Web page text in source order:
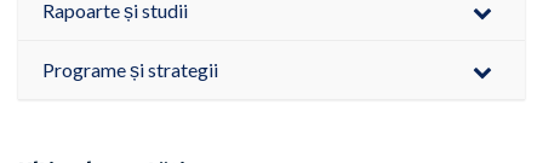
Rapoarte și studii
Programe și strategii